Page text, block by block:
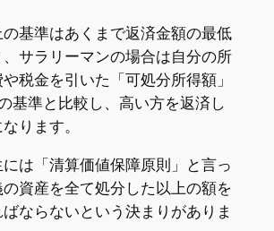
基準はあくまで返済金額の最低
サラリーマンの場合は自分の所
税金を引いた「可処分所得額」
基準と比較し、高い方を返済し
ります。
には「清算価値保障原則」と言っ
資産を全て処分した以上の額を
ならないという決まりがありま